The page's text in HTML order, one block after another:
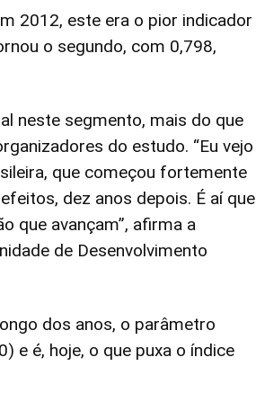
2012, este era o pior indicador
o segundo, com 0,798,
neste segmento, mais do que
do estudo. “Eu vejo
que começou fortemente
dez anos depois. É aí que
que avançam”, afirma a
de Desenvolvimento
dos anos, o parâmetro
e é, hoje, o que puxa o índice